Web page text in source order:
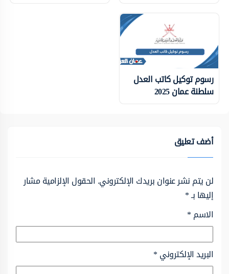
رسوم توكيل كاتب العدل
سلطنة عمان 2025
أضف تعليق
لن يتم نشر عنوان بريدك الإلكتروني. الحقول الإلزامية مشار
إليها بـ*
الاسم*
البريد الإلكتروني*